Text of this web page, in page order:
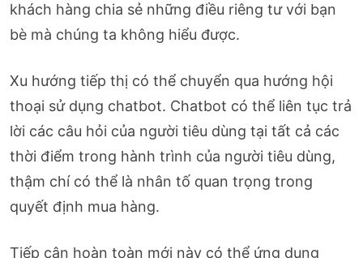
khách hàng chia sẻ những điều riêng tư với bạn
bè mà chúng ta không hiểu được.
Xu hướng tiếp thị có thể chuyển qua hướng hội
thoại sử dụng chatbot. Chatbot có thể liên tục trả
lời các câu hỏi của người tiêu dùng tại tất cả các
thời điểm trong hành trình của người tiêu dùng,
thậm chí có thể là nhân tố quan trọng trong
quyết định mua hàng.
Tiếp cận hoàn toàn mới này có thể ứng dụng